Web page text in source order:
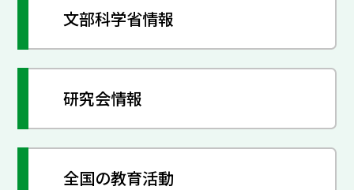
文部科学省情報
研究会情報
全国の教育活動